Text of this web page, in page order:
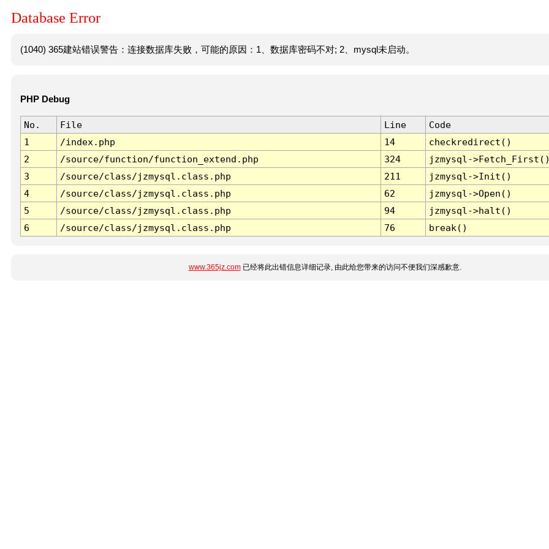
Database Error
(1040) 365建站错误警告：连接数据库失败，可能的原因：1、数据库密码不对; 2、mysql未启动。
PHP Debug
No. File Line
Code
1
/index.php 14
checkredirect()
2
/source/function/function_extend.php 324
jzmysql-
3
/source/class/jzmysql.class.php 211
jzmysql->Init()
4
/source/class/jzmysql.class.php 62
jzmysql->Open()
5
/source/class/jzmysql.class.php 94
jzmysql->halt()
6
/source/class/jzmysql.class.php 76 break()
www.365jz.com已经将此出错信息详细记录, 由此给您带来的访问不便我们深感歉意.